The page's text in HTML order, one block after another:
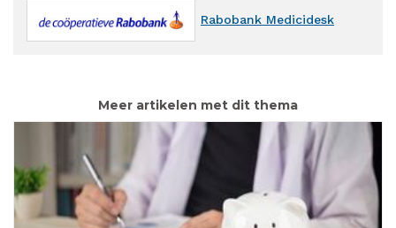
Rabobank Medicidesk
Meer artikelen met dit thema